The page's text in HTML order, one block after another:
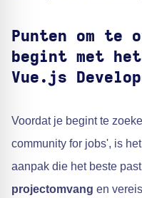
Punten om te
begint met
Vue.js
Voordat je begint te
community for jobs', is
aanpak die het beste
projectomvang en